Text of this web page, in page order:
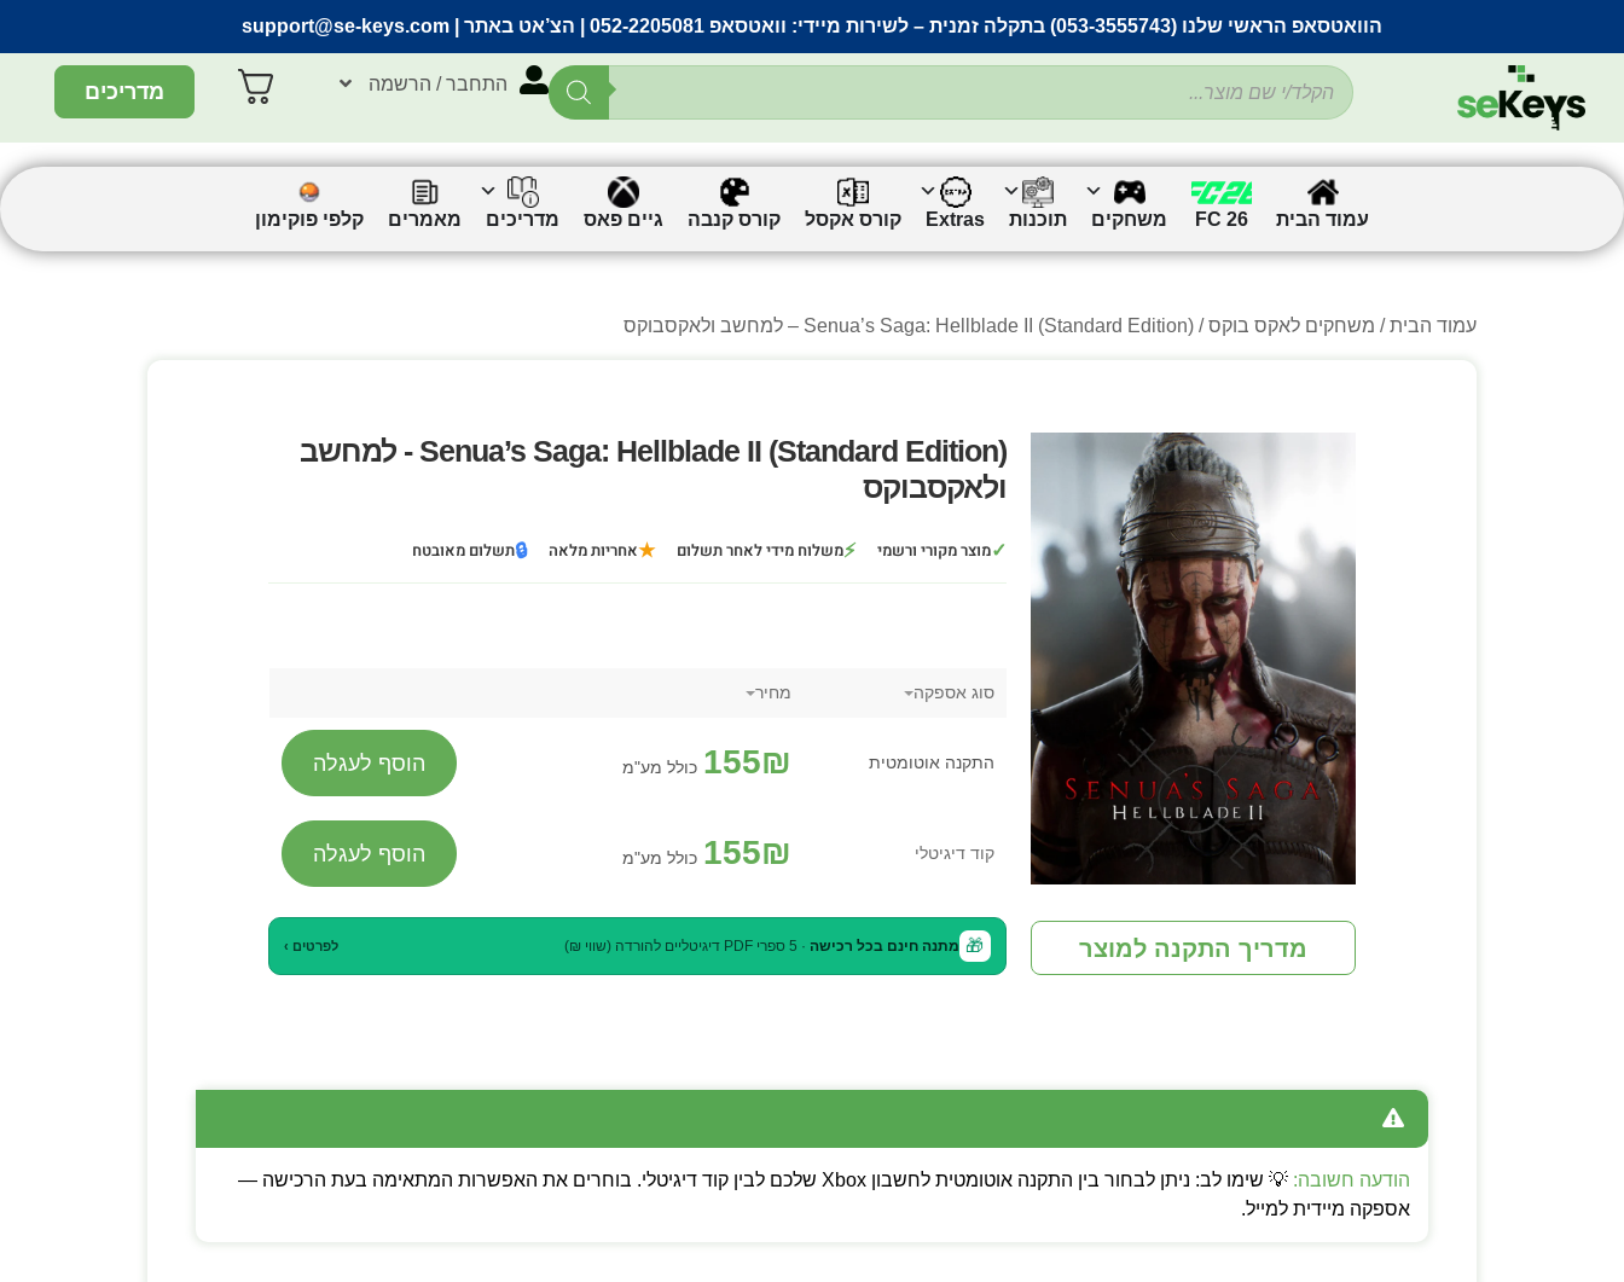
הוואטסאפ הראשי שלנו (053-3555743) בתקלה זמנית – לשירות מיידי: וואטסאפ 052-2205081 | הצ’אט באתר | support@se-keys.com
התחבר / הרשמה מדריכים
עמוד הבית FC 26 משחקים תוכנות Extras קורס אקסל קורס קנבה גיים פאס מדריכים מאמרים קלפי פוקימון
עמוד הבית/ משחקים לאקס בוקס/ Senua’s Saga: Hellblade II (Standard Edition) – למחשב ולאקסבוקס
מדריך התקנה למוצר
Senua’s Saga: Hellblade II (Standard Edition) - למחשב
ולאקסבוקס
✓מוצר מקורי ורשמי ⚡משלוח מידי לאחר תשלום ★אחריות מלאה 🔒תשלום מאובטח
סוג אספקה מחיר
התקנה אוטומטית 155₪ כולל מע"מ הוסף לעגלה
קוד דיגיטלי 155₪ כולל מע"מ הוסף לעגלה
🎁 מתנה חינם בכל רכישה · 5 ספרי PDF דיגיטליים להורדה (שווי ₪) לפרטים ›
הודעה חשובה:
💡 שימו לב: ניתן לבחור בין התקנה אוטומטית לחשבון Xbox שלכם לבין קוד דיגיטלי. בוחרים את האפשרות המתאימה בעת הרכישה —
אספקה מיידית למייל.